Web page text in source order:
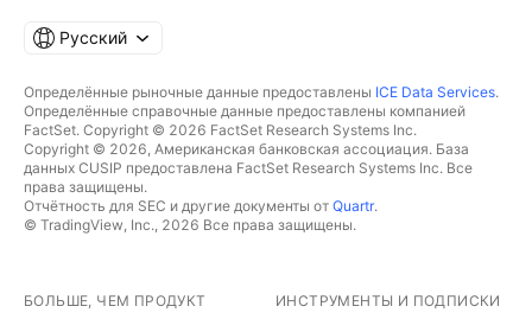
Русский
Определённые рыночные данные предоставлены ICE Data Services.
Определённые справочные данные предоставлены компанией
FactSet. Copyright © 2026 FactSet Research Systems Inc.
Copyright © 2026, Американская банковская ассоциация. База
данных CUSIP предоставлена FactSet Research Systems Inc. Все
права защищены.
Отчётность для SEC и другие документы от Quartr.
© TradingView, Inc., 2026 Все права защищены.
БОЛЬШЕ, ЧЕМ ПРОДУКТ ИНСТРУМЕНТЫ И ПОДПИСКИ